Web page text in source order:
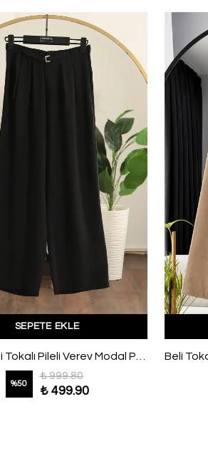
SEPETE EKLE
Beli Lastikli Tokalı Pileli Verev Modal Pantolon Siyah
%50
₺ 999.80
₺ 499.90